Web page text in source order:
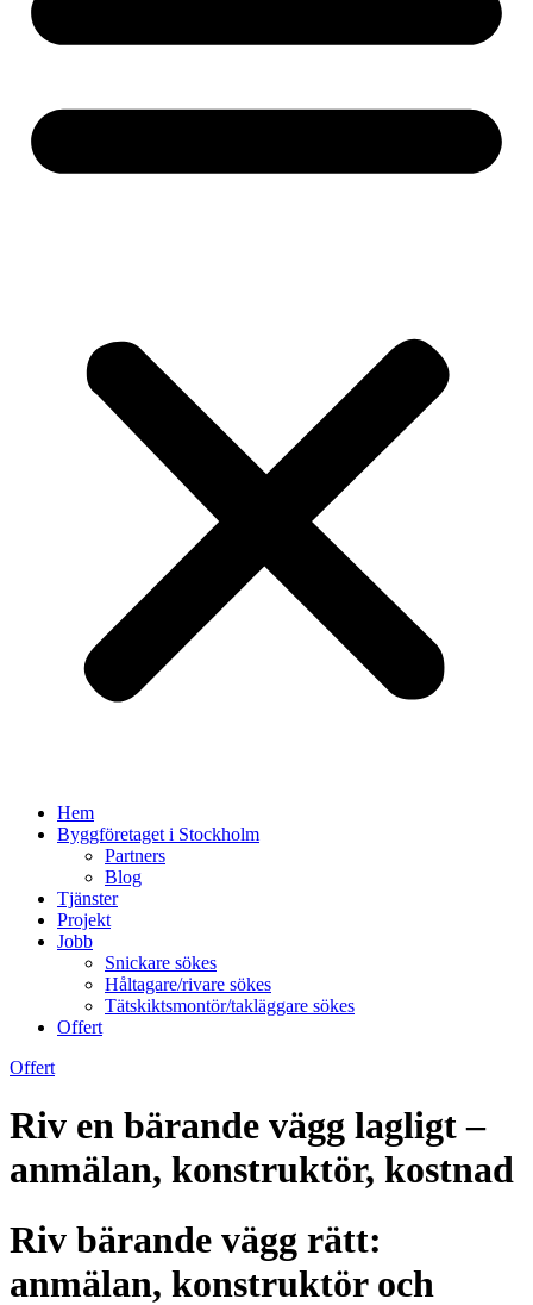
Hem
Byggföretaget i Stockholm
Partners
Blog
Tjänster
Projekt
Jobb
Snickare sökes
Håltagare/rivare sökes
Tätskiktsmontör/takläggare sökes
Offert
Offert
Riv en bärande vägg lagligt –
anmälan, konstruktör, kostnad
Riv bärande vägg rätt:
anmälan, konstruktör och